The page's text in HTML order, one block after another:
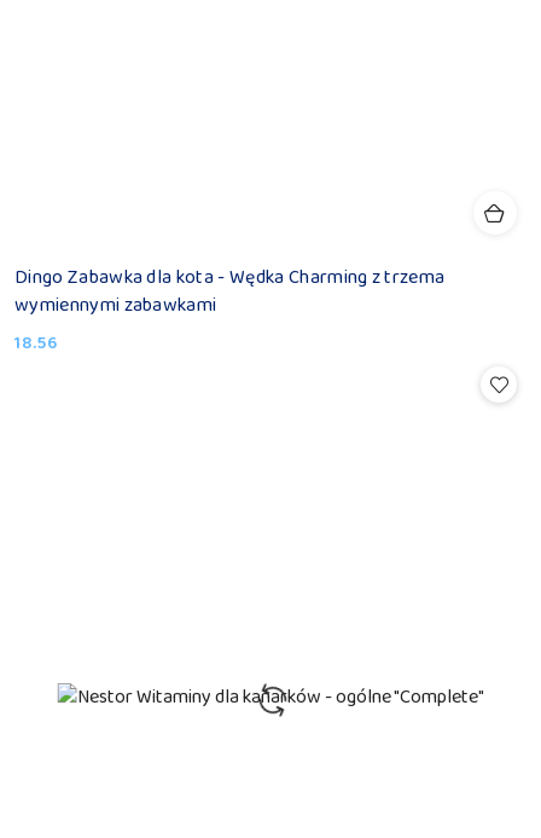
Dingo Zabawka dla kota - Wędka Charming z trzema
wymiennymi zabawkami
Cena:
18.56